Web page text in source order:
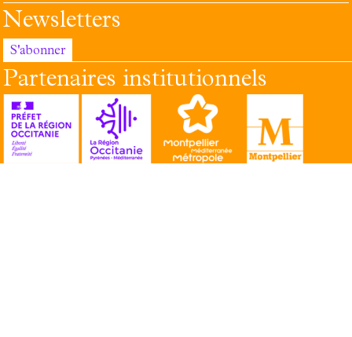
Newsletters
S'abonner
Partenaires institutionnels